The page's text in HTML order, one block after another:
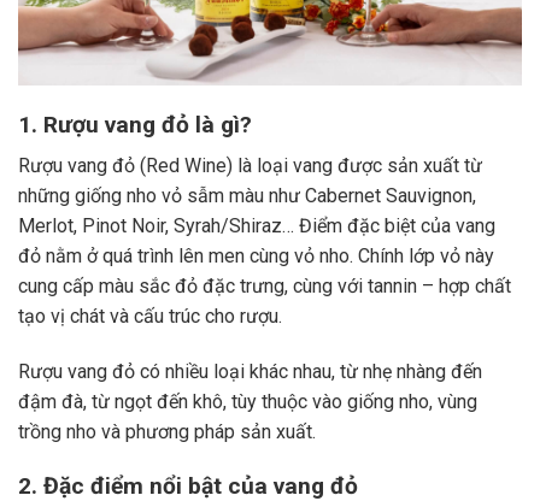
1. Rượu vang đỏ là gì?
Rượu vang đỏ (Red Wine) là loại vang được sản xuất từ
những giống nho vỏ sẫm màu như Cabernet Sauvignon,
Merlot, Pinot Noir, Syrah/Shiraz… Điểm đặc biệt của vang
đỏ nằm ở quá trình lên men cùng vỏ nho. Chính lớp vỏ này
cung cấp màu sắc đỏ đặc trưng, cùng với tannin – hợp chất
tạo vị chát và cấu trúc cho rượu.
Rượu vang đỏ có nhiều loại khác nhau, từ nhẹ nhàng đến
đậm đà, từ ngọt đến khô, tùy thuộc vào giống nho, vùng
trồng nho và phương pháp sản xuất.
2. Đặc điểm nổi bật của vang đỏ